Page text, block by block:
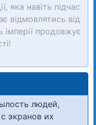
яка навіть підчас
відмовлятись від
імперії продовжує
людей,
экранов их